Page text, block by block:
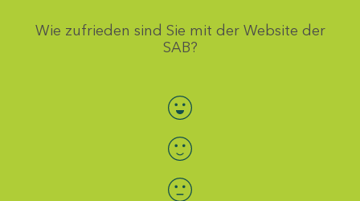
Wie zufrieden sind Sie mit der Website der
SAB?
Bewertung auswählen